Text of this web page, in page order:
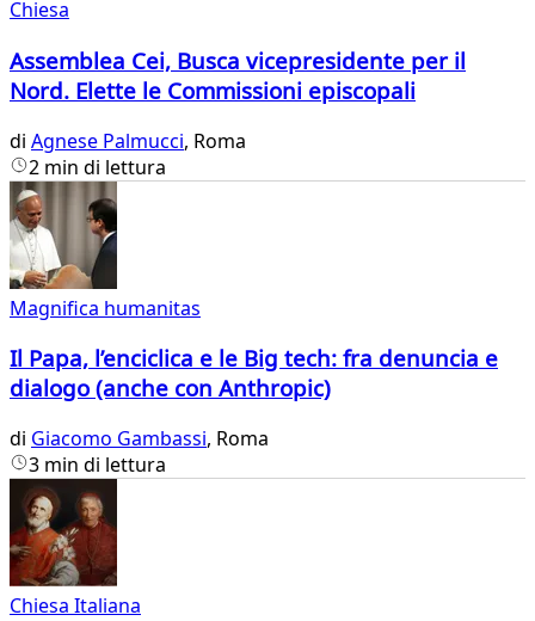
Chiesa
Assemblea Cei, Busca vicepresidente per il
Nord. Elette le Commissioni episcopali
di Agnese Palmucci, Roma
2 min di lettura
Magnifica humanitas
Il Papa, l’enciclica e le Big tech: fra denuncia e
dialogo (anche con Anthropic)
di Giacomo Gambassi, Roma
3 min di lettura
Chiesa Italiana